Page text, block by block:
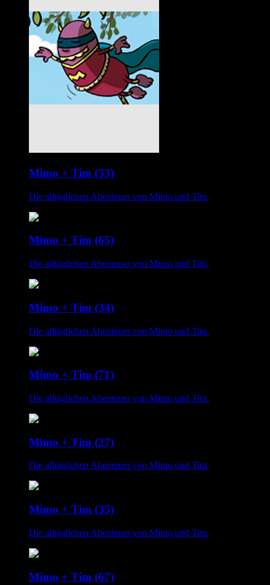
Mimo + Tim (53)
Die alltäglichen Abenteuer von Mimo und Tim.
Mimo + Tim (65)
Die alltäglichen Abenteuer von Mimo und Tim.
Mimo + Tim (34)
Die alltäglichen Abenteuer von Mimo und Tim.
Mimo + Tim (71)
Die alltäglichen Abenteuer von Mimo und Tim.
Mimo + Tim (27)
Die alltäglichen Abenteuer von Mimo und Tim.
Mimo + Tim (35)
Die alltäglichen Abenteuer von Mimo und Tim.
Mimo + Tim (67)